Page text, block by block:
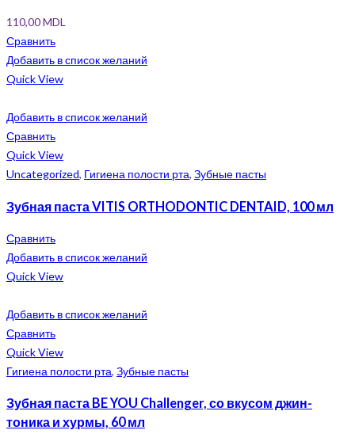
110,00MDL
Сравнить
Добавить в список желаний
Quick View
Добавить в список желаний
Сравнить
Quick View
Uncategorized, Гигиена полости рта, Зубные пасты
Зубная паста VITIS ORTHODONTIC DENTAID, 100 мл
Сравнить
Добавить в список желаний
Quick View
Добавить в список желаний
Сравнить
Quick View
Гигиена полости рта, Зубные пасты
Зубная паста BE YOU Challenger, со вкусом джин-
тоника и хурмы, 60 мл